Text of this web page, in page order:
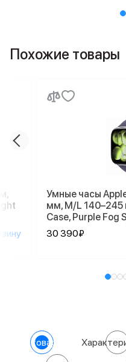
Похожие товары
Умные часы
мм, M/L 140–245
Case, Purple Fog
30 390₽
О товаре